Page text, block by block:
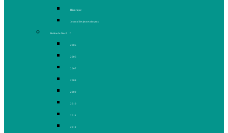
Historique
Journal des jeunes citoyens
Rivière du Nord
2005
2006
2007
2008
2009
2010
2011
2012